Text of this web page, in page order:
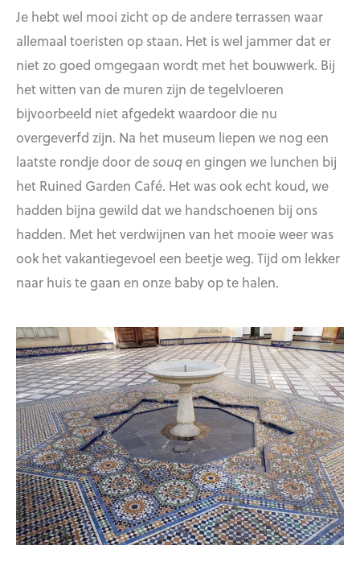
Je hebt wel mooi zicht op de andere terrassen waar
allemaal toeristen op staan. Het is wel jammer dat er
niet zo goed omgegaan wordt met het bouwwerk. Bij
het witten van de muren zijn de tegelvloeren
bijvoorbeeld niet afgedekt waardoor die nu
overgeverfd zijn. Na het museum liepen we nog een
laatste rondje door desouqen gingen we lunchen bij
het Ruined Garden Café. Het was ook echt koud, we
hadden bijna gewild dat we handschoenen bij ons
hadden. Met het verdwijnen van het mooie weer was
ook het vakantiegevoel een beetje weg. Tijd om lekker
naar huis te gaan en onze baby op te halen.